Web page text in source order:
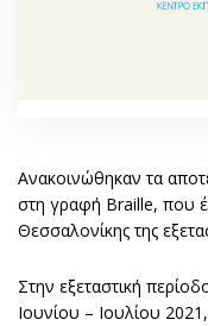
Ανακοινώθηκαν τα
στη γραφή Braille, που
Θεσσαλονίκης της
Στην εξεταστική
Ιουνίου – Ιουλίου 2021,